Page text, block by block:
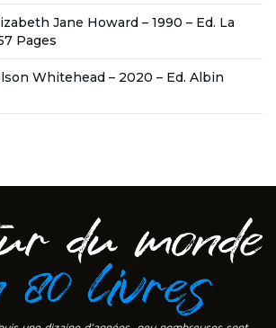
Jane Howard – 1990 – Ed. La
Pages
Whitehead – 2020 – Ed. Albin